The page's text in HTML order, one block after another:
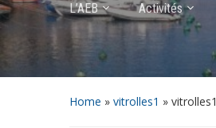
L’AEB Activités
Home » vitrolles1 » vitrolles1